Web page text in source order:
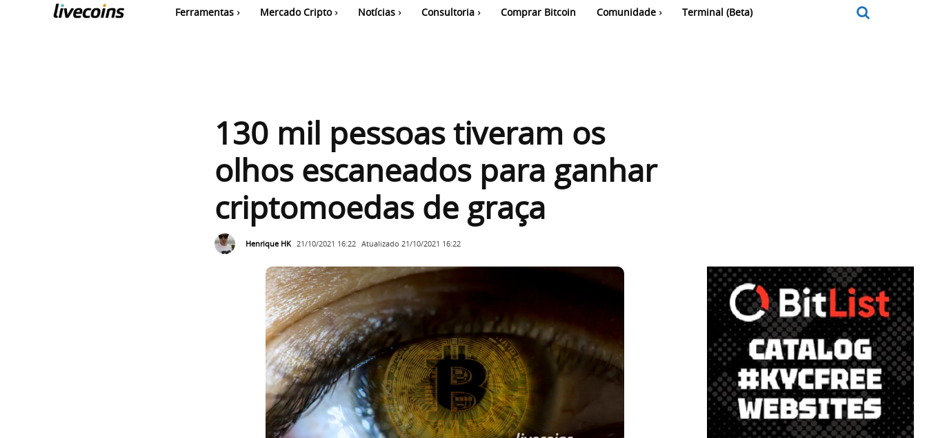
Ferramentas Mercado Cripto Notícias Consultoria Comprar Bitcoin Comunidade Terminal (Beta)
130 mil pessoas tiveram os
olhos escaneados para ganhar
criptomoedas de graça
Henrique HK 21/10/2021 16:22 Atualizado 21/10/2021 16:22